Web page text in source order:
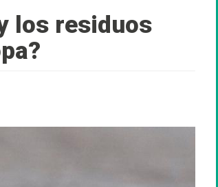
los residuos